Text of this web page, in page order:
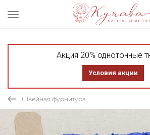
Акция 20% однотонные
Условия акции
Швейная фурнитура